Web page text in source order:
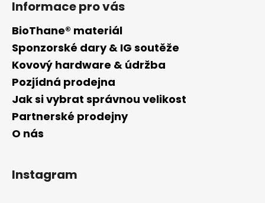
Informace pro vás
BioThane® materiál
Sponzorské dary & IG soutěže
Kovový hardware & údržba
Pozjídná prodejna
Jak si vybrat správnou velikost
Partnerské prodejny
O nás
Instagram